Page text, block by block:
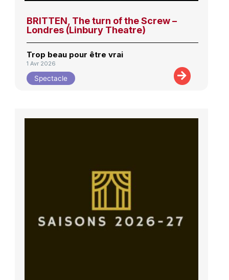
BRITTEN, The turn of the Screw –
Londres (Linbury Theatre)
Trop beau pour être vrai
1 Avr 2026
Spectacle